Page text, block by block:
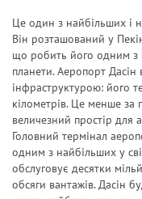
Це один з найбільших і
Він розташований у
що робить його одним з
планети. Аеропорт
інфраструктурою: його
кілометрів. Це менше
величезний простір для
Головний термінал
одним з найбільших у
обслуговує десятки
обсяги вантажів. Дасін